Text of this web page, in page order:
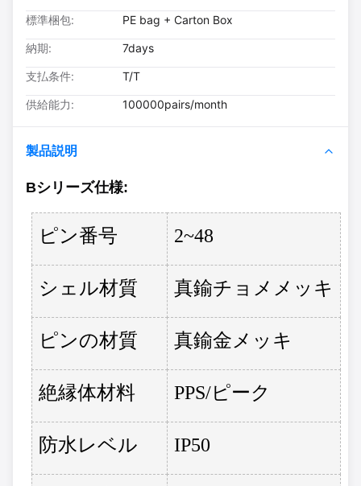
標準梱包: PE bag + Carton Box
納期: 7days
支払条件: T/T
供給能力: 100000pairs/month
製品説明
Bシリーズ仕様:
ピン番号 2~48
シェル材質 真鍮チョメメッキ
ピンの材質 真鍮金メッキ
絶縁体材料 PPS/ピーク
防水レベル IP50